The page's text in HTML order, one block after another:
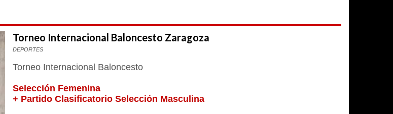
Torneo Internacional Baloncesto Zaragoza
DEPORTES
Torneo Internacional Baloncesto
Selección Femenina
+ Partido Clasificatorio Selección Masculina